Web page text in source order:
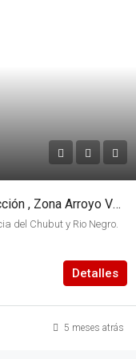
En venta campo en producción , Zona Arroyo Verde, límite provincia del Chubut y Rio Negro.
del Chubut y Rio Negro.
Detalles
5 meses atrás